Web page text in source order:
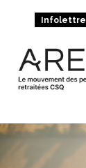
Infolettre